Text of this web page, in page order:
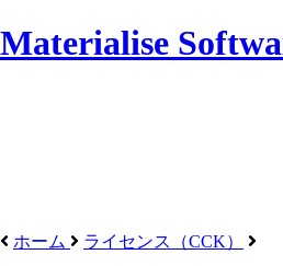
Materialise
ホーム
ライセンス（CCK）